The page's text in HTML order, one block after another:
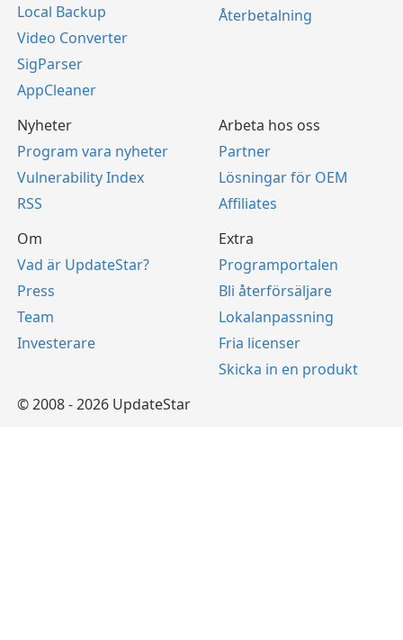
Local Backup
Video Converter
SigParser
AppCleaner
Återbetalning
Nyheter
Program vara nyheter
Vulnerability Index
RSS
Arbeta hos oss
Partner
Lösningar för OEM
Affiliates
Om
Vad är UpdateStar?
Press
Team
Investerare
Extra
Programportalen
Bli återförsäljare
Lokalanpassning
Fria licenser
Skicka in en produkt
© 2008 - 2026 UpdateStar